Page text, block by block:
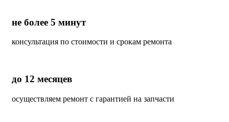
не более 5 минут
консультация по стоимости и срокам ремонта
до 12 месяцев
осуществляем ремонт с гарантией на запчасти